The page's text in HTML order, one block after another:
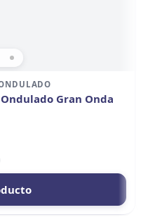
Gran Onda